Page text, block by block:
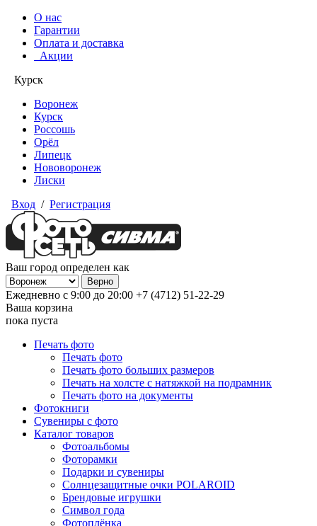
О нас
Гарантии
Оплата и доставка
Акции
Курск
Воронеж
Курск
Россошь
Орёл
Липецк
Нововоронеж
Лиски
Вход / Регистрация
Ваш город определен как
Ежедневно с 9:00 до 20:00 +7 (4712) 51-22-29
Ваша корзина
пока пуста
Печать фото
Печать фото
Печать фото больших размеров
Печать на холсте с натяжкой на подрамник
Печать фото на документы
Фотокниги
Сувениры с фото
Каталог товаров
Фотоальбомы
Фоторамки
Подарки и сувениры
Солнцезащитные очки POLAROID
Брендовые игрушки
Символ года
Фотоплёнка